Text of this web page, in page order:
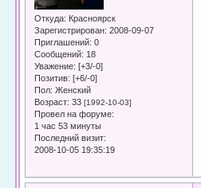
Откуда: Красноярск
Зарегистрирован: 2008-09-07
Приглашений: 0
Сообщений: 18
Уважение: [+3/-0]
Позитив: [+6/-0]
Пол: Женский
Возраст: 33[1992-10-03]
Провел на форуме:
1 час 53 минуты
Последний визит:
2008-10-05 19:35:19